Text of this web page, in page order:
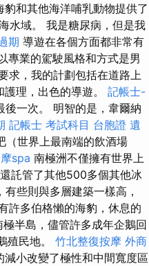
和其他海洋哺乳動物提供了
水域。 我是糖尿病，但是我
期 導遊在各個方面都非常有
專業的駕駛風格和方式是男
求，我的計劃包括在道路上
理，出色的導遊。 記帳士-
一次。 明智的是，韋爾納
記帳士 考試科目 台胞證 遺
（世界上最南端的飲酒場
spa 南極洲不僅擁有世界上
託管了其他500多個其他冰
些則與多層建築一樣高，
許多伯格懶的海豹，休息的
半島，儘管許多成年企鵝回
殖民地。 竹北整復按摩 外商
小改變了極性和中間寬度區